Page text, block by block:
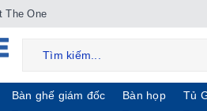
The One
Bàn ghế giám đốc Bàn họp Tủ